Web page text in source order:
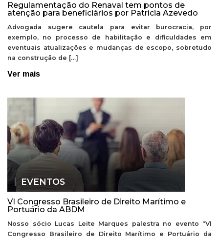
Regulamentação do Renaval tem pontos de
atenção para beneficiários por Patrícia Azevedo
Advogada sugere cautela para evitar burocracia, por
exemplo, no processo de habilitação e dificuldades em
eventuais atualizações e mudanças de escopo, sobretudo
na construção de […]
Ver mais
EVENTOS
VI Congresso Brasileiro de Direito Marítimo e
Portuário da ABDM
Nosso sócio Lucas Leite Marques palestra no evento “VI
Congresso Brasileiro de Direito Marítimo e Portuário da